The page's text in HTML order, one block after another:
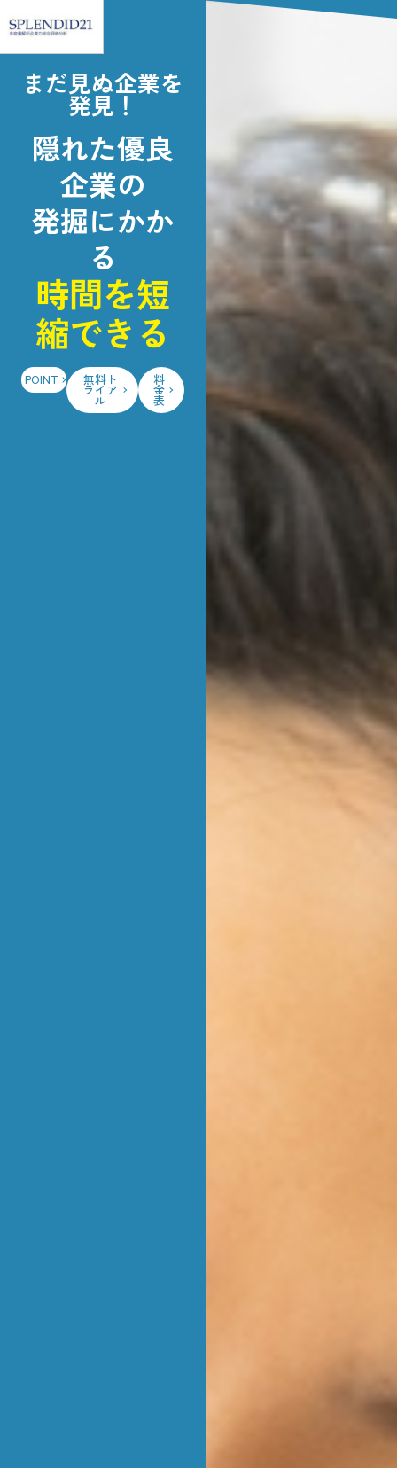
まだ見ぬ企業を
発見！
隠れた優良
企業の
発掘にかか
る
時間を短
縮できる
POINT 無料ト
ライア
ル
料
金
表
SP21ログイン 企業力BM
eラーニング 企業分析
実務で使える！財務分析 企業力BM
経営診断システムSPLENDID21について
企業力Benchmarker
一般企業向け